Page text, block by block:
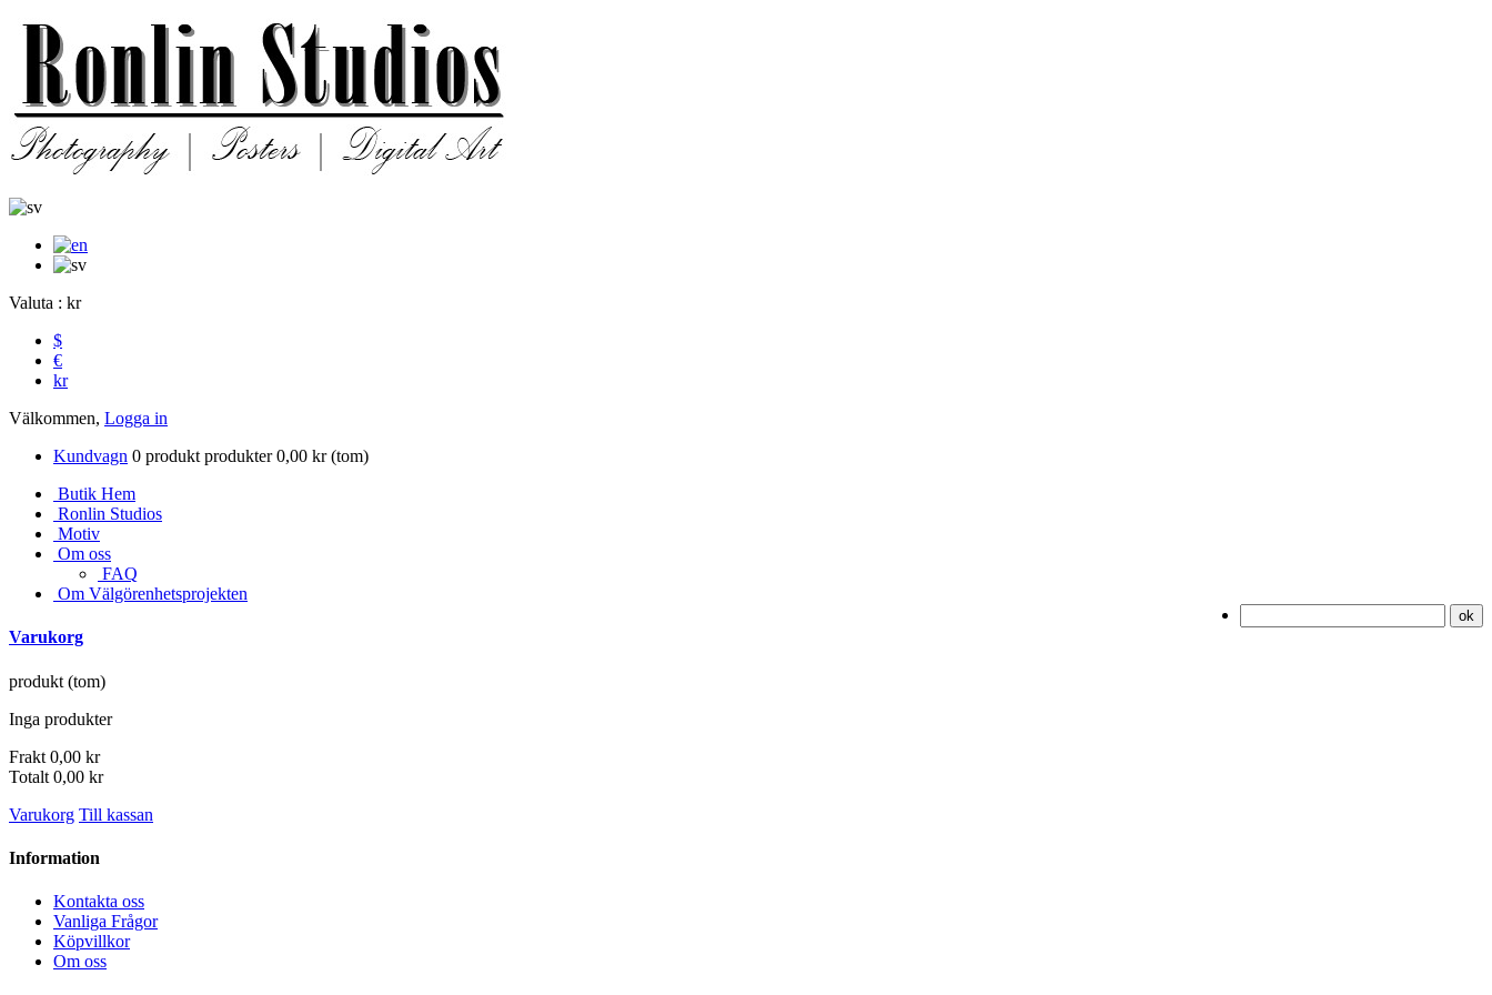
Valuta : kr
$
€
kr
Välkommen, Logga in
Kundvagn 0 produkt produkter 0,00 kr(tom)
Butik Hem
Ronlin Studios
Motiv
Om oss
FAQ
Om Välgörenhetsprojekten
Varukorg
produkt (tom)
Inga produkter
Frakt 0,00 kr
Totalt 0,00 kr
Varukorg Till kassan
Information
Kontakta oss
Vanliga Frågor
Köpvillkor
Om oss